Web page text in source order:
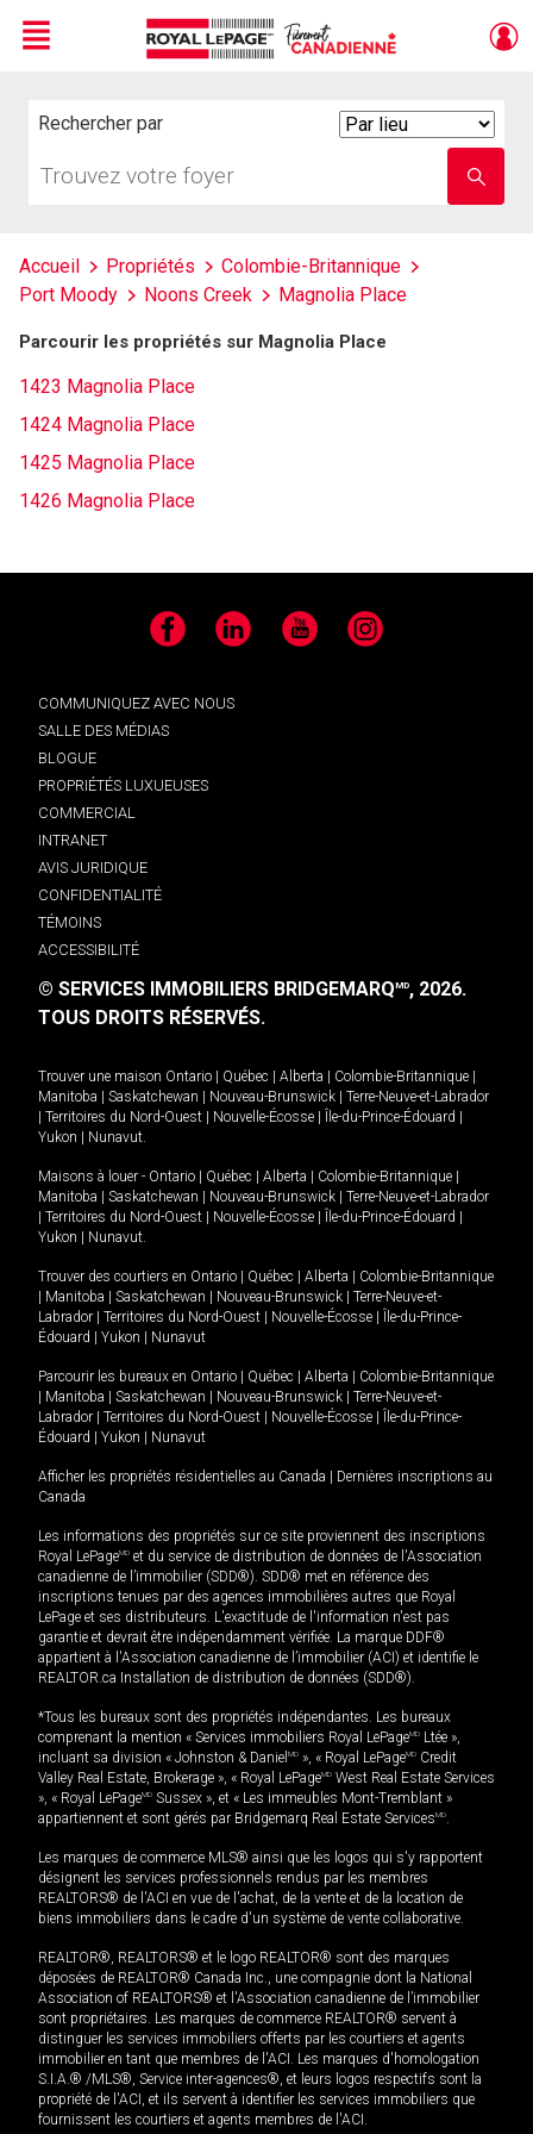
Menu
Rechercher par
votre
nom
Accueil Propriétés
Colombie-Britannique
Port Moody
Noons Creek Magnolia Place
Parcourir les propriétés sur Magnolia Place
1423 Magnolia Place
1424 Magnolia Place
1425 Magnolia Place
1426 Magnolia Place
Facebook LinkedIn YouTube Instagram
COMMUNIQUEZ AVEC NOUS
SALLE DES MÉDIAS
BLOGUE
PROPRIÉTÉS LUXUEUSES
COMMERCIAL
INTRANET
AVIS JURIDIQUE
CONFIDENTIALITÉ
TÉMOINS
ACCESSIBILITÉ
© SERVICES IMMOBILIERS BRIDGEMARQMD, 2026.
TOUS DROITS RÉSERVÉS.
Trouver une maison Ontario Québec Alberta Colombie-Britannique
Manitoba
Saskatchewan Nouveau-Brunswick
Terre-Neuve-et-Labrador
Territoires du Nord-Ouest Nouvelle-Écosse Île-du-Prince-Édouard
Yukon
Nunavut.
Maisons à louer - Ontario Québec Alberta Colombie-Britannique
Manitoba
Saskatchewan Nouveau-Brunswick
Terre-Neuve-et-Labrador
Territoires du Nord-Ouest Nouvelle-Écosse Île-du-Prince-Édouard
Yukon
Nunavut.
Trouver des courtiers en Ontario Québec Alberta
Colombie-Britannique
Manitoba Saskatchewan Nouveau-Brunswick
Terre-Neuve-et-
Labrador
Territoires du Nord-Ouest Nouvelle-Écosse
Île-du-Prince-
Édouard
Yukon Nunavut
Parcourir les bureaux en Ontario Québec Alberta
Colombie-Britannique
Manitoba Saskatchewan Nouveau-Brunswick
Terre-Neuve-et-
Labrador
Territoires du Nord-Ouest Nouvelle-Écosse
Île-du-Prince-
Édouard
Yukon Nunavut
Afficher les propriétés résidentielles au Canada
Dernières inscriptions au
Canada
Les informations des propriétés sur ce site proviennent des inscriptions
Royal LePageMD et du service de distribution de données de l'Association
canadienne de l’immobilier (SDD®). SDD® met en référence des
inscriptions tenues par des agences immobilières autres que Royal
LePage et ses distributeurs. L'exactitude de l'information n'est pas
garantie et devrait être indépendamment vérifiée. La marque DDF®
appartient à l'Association canadienne de l’immobilier (ACI) et identifie le
REALTOR.ca Installation de distribution de données (SDD®).
*Tous les bureaux sont des propriétés indépendantes. Les bureaux
comprenant la mention « Services immobiliers Royal LePageMD Ltée »,
incluant sa division « Johnston & Daniel MD », « Royal LePageMD Credit
Valley Real Estate, Brokerage », « Royal LePageMD West Real Estate Services
», « Royal LePageMD Sussex », et « Les immeubles Mont-Tremblant »
appartiennent et sont gérés par Bridgemarq Real Estate ServicesMD.
Les marques de commerce MLS® ainsi que les logos qui s'y rapportent
désignent les services professionnels rendus par les membres
REALTORS® de l'ACI en vue de l'achat, de la vente et de la location de
biens immobiliers dans le cadre d'un système de vente collaborative.
REALTOR®, REALTORS® et le logo REALTOR® sont des marques
déposées de REALTOR® Canada Inc., une compagnie dont la National
Association of REALTORS® et l'Association canadienne de l’immobilier
sont propriétaires. Les marques de commerce REALTOR® servent à
distinguer les services immobiliers offerts par les courtiers et agents
immobilier en tant que membres de l'ACI. Les marques d'homologation
S.I.A.® /MLS®, Service inter-agences®, et leurs logos respectifs sont la
propriété de l'ACI, et ils servent à identifier les services immobiliers que
fournissent les courtiers et agents membres de l'ACI.